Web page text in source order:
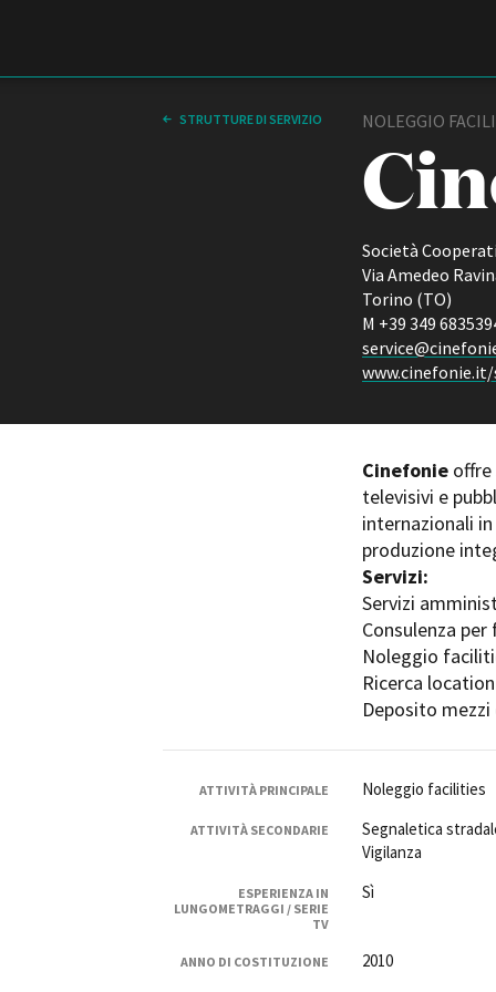
Chi siamo
Rete regionale
Bilancio sociale
Amministrazione trasparente
Bandi e gare
Sostenibilità ambientale
Servizi generali
Spazi nella sede FCTP
Sala Casting
FILM FUNDS
Piemonte Film Tv Fund
Piemonte Film Tv
Short Film Fund
STRUTTURE DI SERVIZIO NOLEGGIO
Società
Via Amedeo
Torino (TO)
M +39 349
www.cinefonie.it/
Cinefonieoffre
televisivi e
internazionali
produzione
Servizi:
Servizi
Consulenza
Noleggio
Ricerca
Deposito
ATTIVITÀ PRINCIPALE Noleggio facilities
ATTIVITÀ SECONDARIE
Segnaletica
Vigilanza
ESPERIENZA IN
LUNGOMETRAGGI / SERIE
TV
Sì
ANNO DI COSTITUZIONE 2010